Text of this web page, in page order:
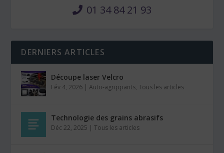
01 34 84 21 93
DERNIERS ARTICLES
Découpe laser Velcro
Fév 4, 2026 |Auto-agrippants,Tous les articles
Technologie des grains abrasifs
Déc 22, 2025 |Tous les articles